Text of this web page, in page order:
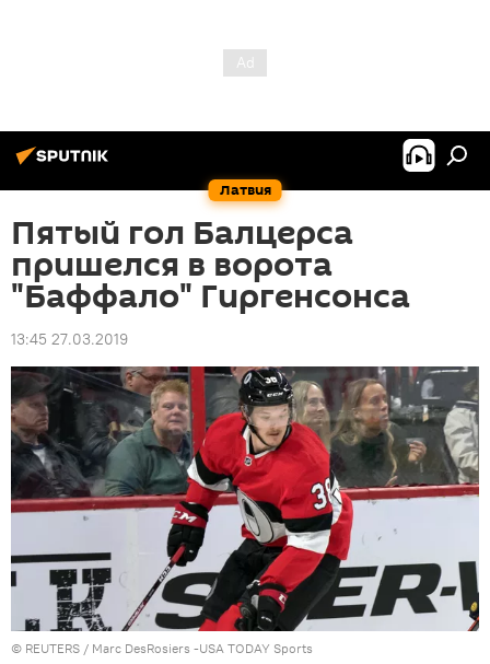
Латвия
Пятый гол Балцерса
пришелся в ворота
"Баффало" Гиргенсонса
13:45 27.03.2019
© REUTERS / Marc DesRosiers -USA TODAY Sports